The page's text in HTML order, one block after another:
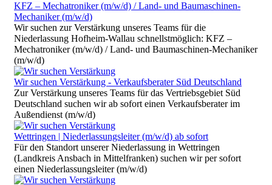
KFZ – Mechatroniker (m/w/d) / Land- und Baumaschinen-
Mechaniker (m/w/d)
Wir suchen zur Verstärkung unseres Teams für die
Niederlassung Hofheim-Wallau schnellstmöglich: KFZ –
Mechatroniker (m/w/d) / Land- und Baumaschinen-Mechaniker
(m/w/d)
Wir suchen Verstärkung - Verkaufsberater Süd Deutschland
Zur Verstärkung unseres Teams für das Vertriebsgebiet Süd
Deutschland suchen wir ab sofort einen Verkaufsberater im
Außendienst (m/w/d)
Wettringen | Niederlassungsleiter (m/w/d) ab sofort
Für den Standort unserer Niederlassung in Wettringen
(Landkreis Ansbach in Mittelfranken) suchen wir per sofort
einen Niederlassungsleiter (m/w/d)